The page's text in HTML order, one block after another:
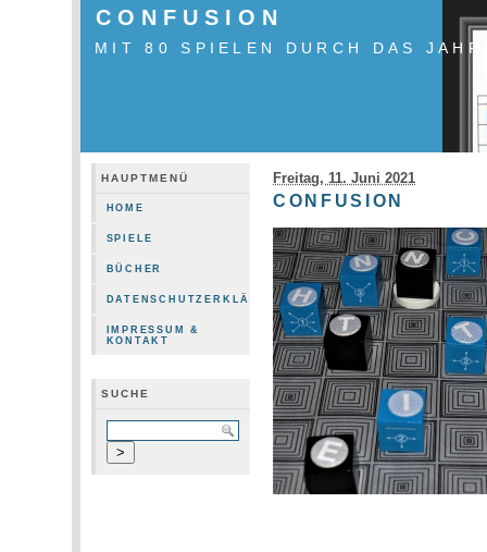
CONFUSION
MIT 80 SPIELEN DURCH DAS JAHR
HAUPTMENÜ
HOME
SPIELE
BÜCHER
DATENSCHUTZERKLÄRUNG
IMPRESSUM &
KONTAKT
SUCHE
Freitag, 11. Juni 2021
CONFUSION